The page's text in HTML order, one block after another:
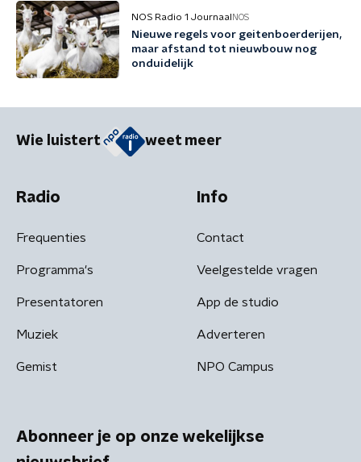
NOS Radio 1 Journaal NOS
Nieuwe regels voor geitenboerderijen,
maar afstand tot nieuwbouw nog
onduidelijk
Wie luistert weet meer
Radio
Frequenties
Programma's
Presentatoren
Muziek
Gemist
Info
Contact
Veelgestelde vragen
App de studio
Adverteren
NPO Campus
Abonneer je op onze wekelijkse